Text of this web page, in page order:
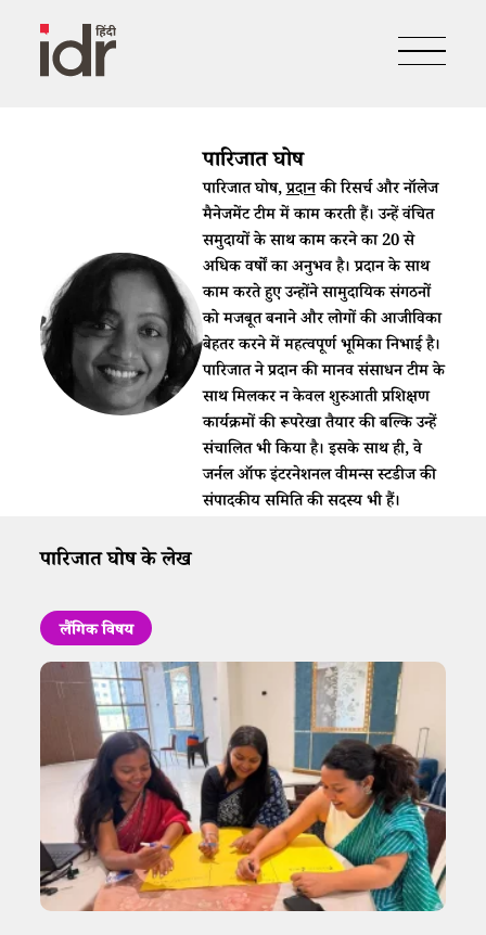
पारिजात घोष
पारिजात घोष,प्रदानकी रिसर्च और नॉलेज
मैनेजमेंट टीम में काम करती हैं। उन्हें वंचित
समुदायों के साथ काम करने का 20 से
अधिक वर्षों का अनुभव है। प्रदान के साथ
काम करते हुए उन्होंने सामुदायिक संगठनों
को मजबूत बनाने और लोगों की आजीविका
बेहतर करने में महत्वपूर्ण भूमिका निभाई है।
पारिजात ने प्रदान की मानव संसाधन टीम के
साथ मिलकर न केवल शुरुआती प्रशिक्षण
कार्यक्रमों की रूपरेखा तैयार की बल्कि उन्हें
संचालित भी किया है। इसके साथ ही, वे
जर्नल ऑफ इंटरनेशनल वीमन्स स्टडीज की
संपादकीय समिति की सदस्य भी हैं।
पारिजात घोष के लेख
लैंगिक विषय